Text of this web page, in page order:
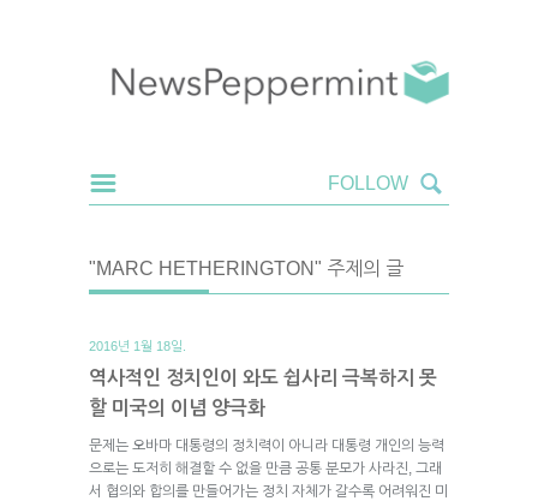
"MARC HETHERINGTON" 주제의 글
2016년 1월 18일.
역사적인 정치인이 와도 쉽사리 극복하지 못
할 미국의 이념 양극화
문제는 오바마 대통령의 정치력이 아니라 대통령 개인의 능력
으로는 도저히 해결할 수 없을 만큼 공통 분모가 사라진, 그래
서 협의와 합의를 만들어가는 정치 자체가 갈수록 어려워진 미